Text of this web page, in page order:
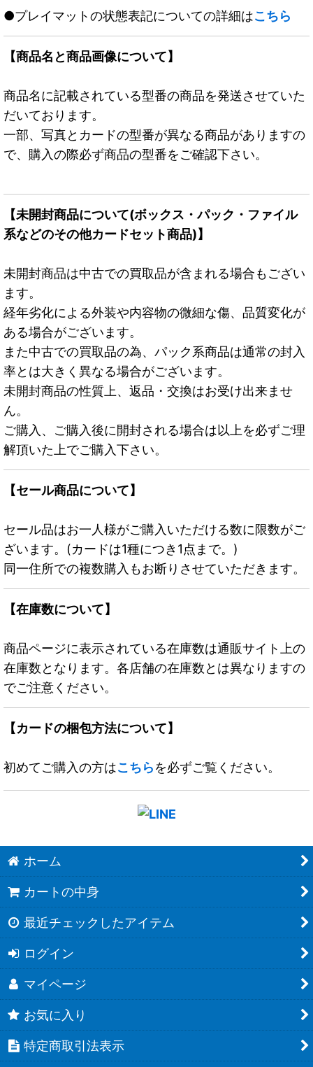
●プレイマットの状態表記についての詳細はこちら
【商品名と商品画像について】
商品名に記載されている型番の商品を発送させていた
だいております。
一部、写真とカードの型番が異なる商品がありますの
で、購入の際必ず商品の型番をご確認下さい。
【未開封商品について(ボックス・パック・ファイル
系などのその他カードセット商品)】
未開封商品は中古での買取品が含まれる場合もござい
ます。
経年劣化による外装や内容物の微細な傷、品質変化が
ある場合がございます。
また中古での買取品の為、パック系商品は通常の封入
率とは大きく異なる場合がございます。
未開封商品の性質上、返品・交換はお受け出来ませ
ん。
ご購入、ご購入後に開封される場合は以上を必ずご理
解頂いた上でご購入下さい。
【セール商品について】
セール品はお一人様がご購入いただける数に限数がご
ざいます。(カードは1種につき1点まで。)
同一住所での複数購入もお断りさせていただきます。
【在庫数について】
商品ページに表示されている在庫数は通販サイト上の
在庫数となります。各店舗の在庫数とは異なりますの
でご注意ください。
【カードの梱包方法について】
初めてご購入の方はこちらを必ずご覧ください。
ホーム
カートの中身
最近チェックしたアイテム
ログイン
マイページ
お気に入り
特定商取引法表示